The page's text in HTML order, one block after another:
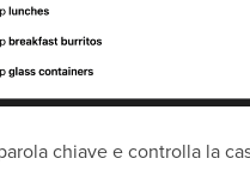
chiave e controlla la